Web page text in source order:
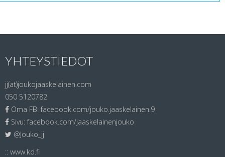
YHTEYSTIEDOT
jj(at)joukojaaskelainen.com
050 5120782
Oma FB: facebook.com/jouko.jaaskelainen.9
Sivu: facebook.com/jaaskelainenjouko
@Jouko_jj
:: www.kd.fi